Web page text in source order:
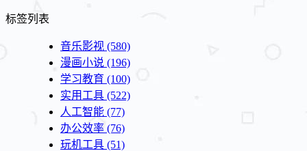
标签列表
音乐影视 (580)
漫画小说 (196)
学习教育 (100)
实用工具 (522)
人工智能 (77)
办公效率 (76)
玩机工具 (51)